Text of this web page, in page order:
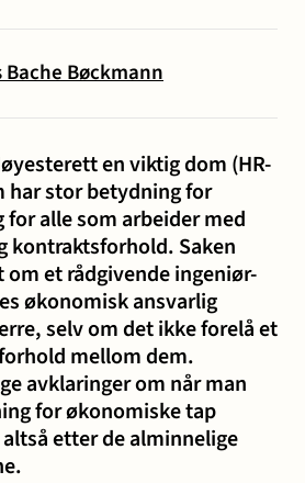
Bache Bøckmann
en viktig dom (HR-
har stor betydning for
for alle som arbeider med
kontraktsforhold. Saken
et rådgivende ingeniør-
økonomisk ansvarlig
selv om det ikke forelå et
mellom dem.
avklaringer om når man
for økonomiske tap
etter de alminnelige
Ta